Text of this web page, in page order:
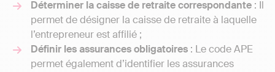
Déterminer la caisse de retraite correspondante : Il
permet de désigner la caisse de retraite à laquelle
l’entrepreneur est affilié ;
Définir les assurances obligatoires : Le code APE
permet également d’identifier les assurances